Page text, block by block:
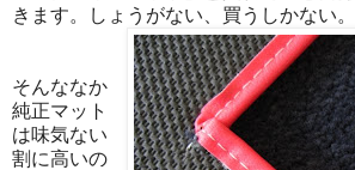
きます。しょうがない、買うしかない。
そんななか
純正マット
は味気ない
割に高いの